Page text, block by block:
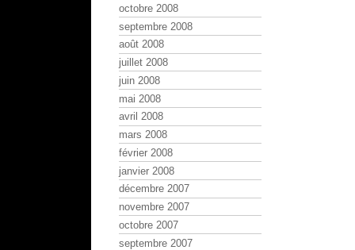
octobre 2008
septembre 2008
août 2008
juillet 2008
juin 2008
mai 2008
avril 2008
mars 2008
février 2008
janvier 2008
décembre 2007
novembre 2007
octobre 2007
septembre 2007